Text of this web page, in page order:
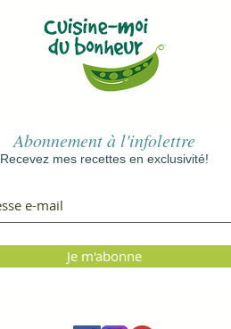
Abonnement à l'infolettre
Recevez mes recettes en exclusivité!
Je m'abonne